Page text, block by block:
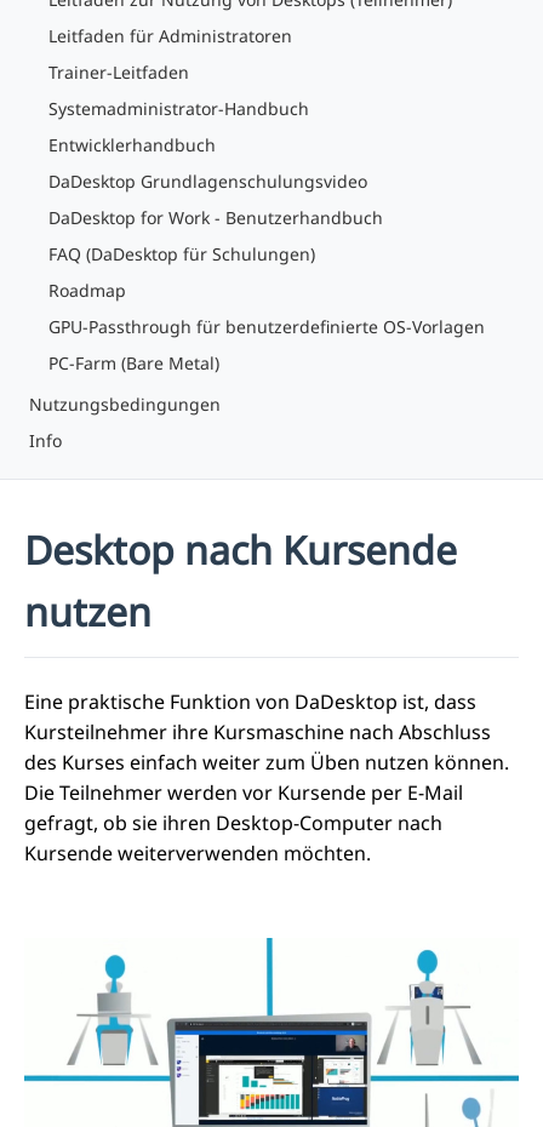
Leitfaden für Administratoren
Trainer-Leitfaden
Systemadministrator-Handbuch
Entwicklerhandbuch
DaDesktop Grundlagenschulungsvideo
DaDesktop for Work - Benutzerhandbuch
FAQ (DaDesktop für Schulungen)
Roadmap
GPU-Passthrough für benutzerdefinierte OS-Vorlagen
PC-Farm (Bare Metal)
Nutzungsbedingungen
Info
Desktop nach Kursende
nutzen
Eine praktische Funktion von DaDesktop ist, dass
Kursteilnehmer ihre Kursmaschine nach Abschluss
des Kurses einfach weiter zum Üben nutzen können.
Die Teilnehmer werden vor Kursende per E-Mail
gefragt, ob sie ihren Desktop-Computer nach
Kursende weiterverwenden möchten.